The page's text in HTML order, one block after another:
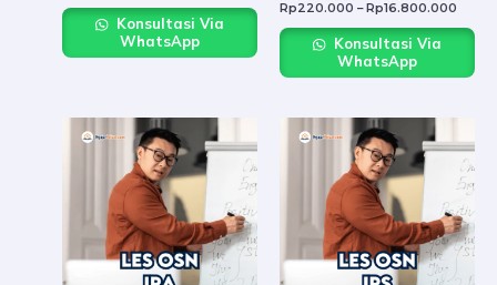
Konsultasi Via
WhatsApp
Rp220.000 – Rp16.800.000
Konsultasi Via
WhatsApp
range:
Rp220.000
through
Rp16.800.000
product
has
variants.
The
options
This
product
has
multiple
variants.
The
options